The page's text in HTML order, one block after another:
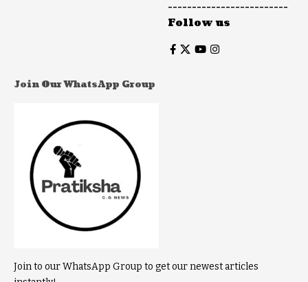
-------------------------
Follow us
Join Our WhatsApp Group
Join to our WhatsApp Group to get our newest articles